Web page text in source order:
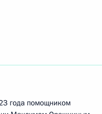
года помощником